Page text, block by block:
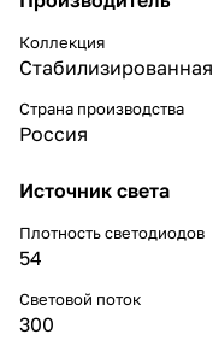
Коллекция
Стабилизированная
Страна производства
Россия
Источник света
Плотность светодиодов
54
Световой поток
300